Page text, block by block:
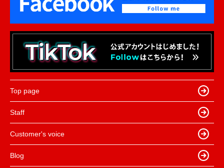
Top page
Staff
Customer's voice
Blog